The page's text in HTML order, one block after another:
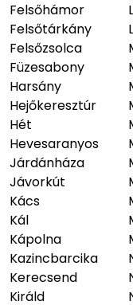
Felsőhámor
Felsőtárkány
Felsőzsolca
Füzesabony
Harsány
Hejőkeresztúr
Hét
Hevesaranyos
Járdánháza
Jávorkút
Kács
Kál
Kápolna
Kazincbarcika
Kerecsend
Királd